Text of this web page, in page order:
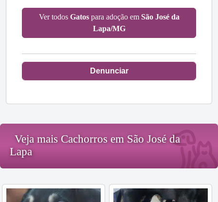
Ver todos Gatospara adoção em São José da
Lapa/MG
Denunciar
Veja mais Cachorros em São José da
Lapa